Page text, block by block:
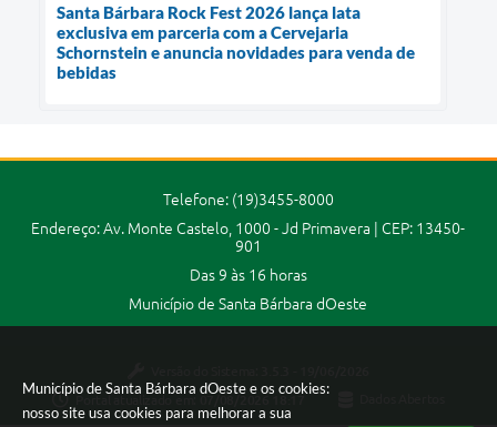
Município de Santa Bárbara dOeste e os cookies:
nosso site usa cookies para melhorar a sua
Santa Bárbara Rock Fest 2026 lança lata
exclusiva em parceria com a Cervejaria
Schornstein e anuncia novidades para venda de
bebidas
Telefone: (19)3455-8000
Endereço: Av. Monte Castelo, 1000 - Jd Primavera | CEP: 13450-
901
Das 9 às 16 horas
Município de Santa Bárbara dOeste